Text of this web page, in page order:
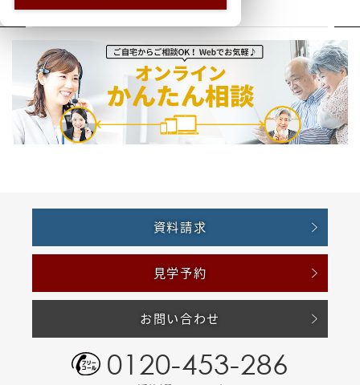
資料請求
見学予約
お問い合わせ
0120-453-286